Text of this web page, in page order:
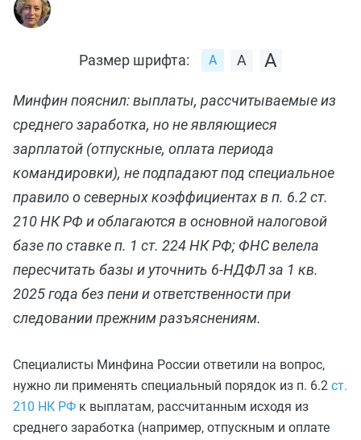
Размер шрифта:
Минфин пояснил: выплаты, рассчитываемые из
среднего заработка, но не являющиеся
зарплатой (отпускные, оплата периода
командировки), не подпадают под специальное
правило о северных коэффициентах в п. 6.2 ст.
210 НК РФ и облагаются в основной налоговой
базе по ставке п. 1 ст. 224 НК РФ; ФНС велела
пересчитать базы и уточнить 6‑НДФЛ за 1 кв.
2025 года без пени и ответственности при
следовании прежним разъяснениям.
Специалисты Минфина России ответили на вопрос,
нужно ли применять специальный порядок из п. 6.2 ст.
210 НК РФ к выплатам, рассчитанным исходя из
среднего заработка (например, отпускным и оплате